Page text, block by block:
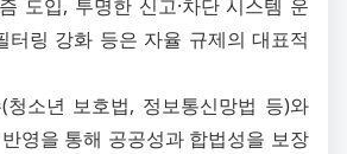
도입, 투명한 신고·차단 시스템 운
터링 강화 등은 자율 규제의 대표적
소년 보호법, 정보통신망법 등)와
영을 통해 공공성과 합법성을 보장